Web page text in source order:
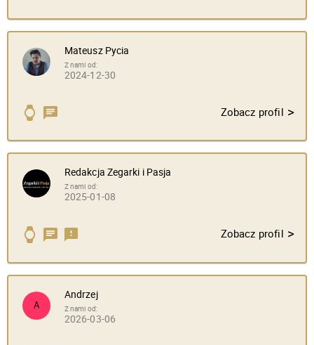
Mateusz Pycia
Z nami od:
2024-12-30
Zobacz profil >
Redakcja Zegarki i Pasja
Z nami od:
2025-01-08
Zobacz profil >
A
Andrzej
Z nami od:
2026-03-06